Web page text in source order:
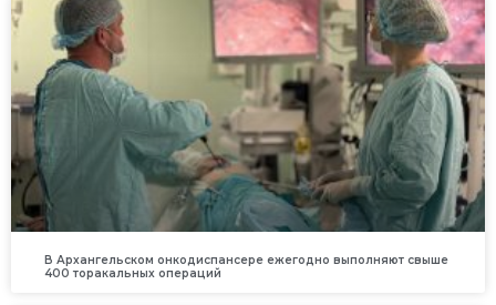
В Архангельском онкодиспансере ежегодно выполняют свыше
400 торакальных операций